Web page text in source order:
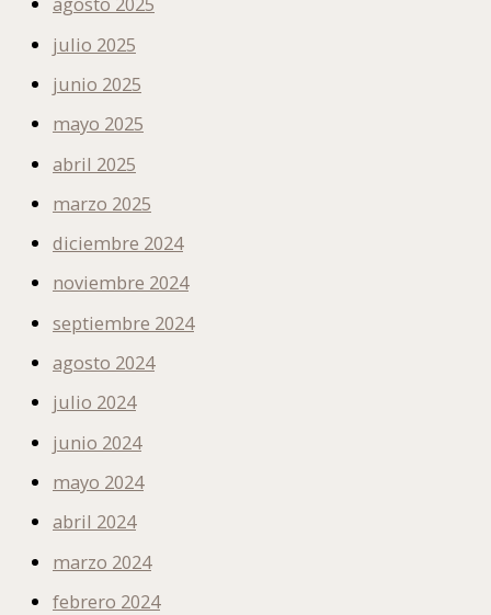
julio 2025
junio 2025
mayo 2025
abril 2025
marzo 2025
diciembre 2024
noviembre 2024
septiembre 2024
agosto 2024
julio 2024
junio 2024
mayo 2024
abril 2024
marzo 2024
febrero 2024